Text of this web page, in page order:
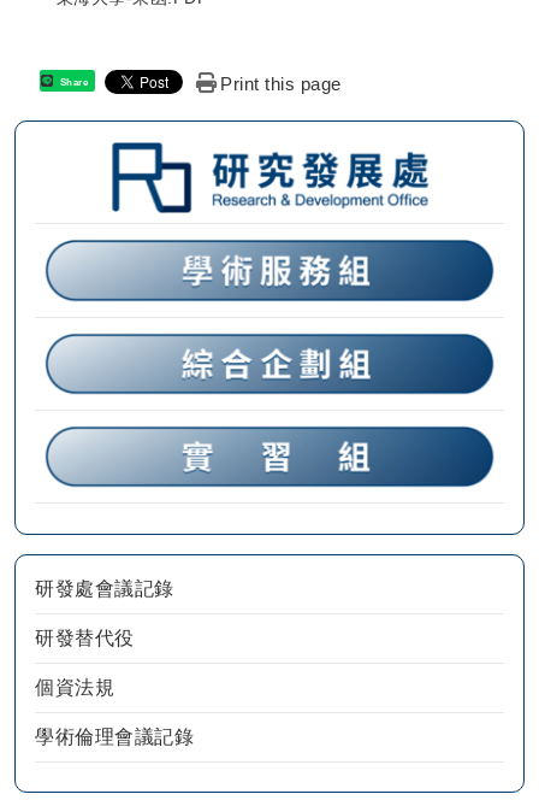
Share Print this page
研發處會議記錄
研發替代役
個資法規
學術倫理會議記錄